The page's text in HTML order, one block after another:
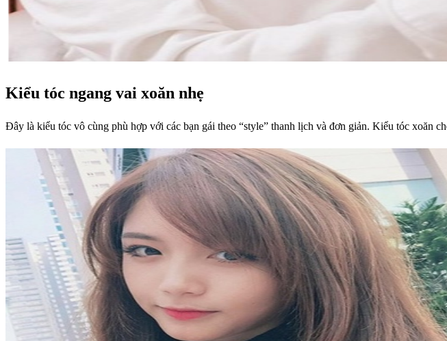
Kiểu tóc ngang vai xoăn nhẹ
Đây là kiểu tóc vô cùng phù hợp với các bạn gái theo “style” thanh lịch và đơn giản. Kiểu tóc xoăn